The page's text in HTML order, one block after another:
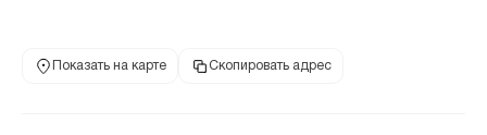
Показать на карте Скопировать адрес